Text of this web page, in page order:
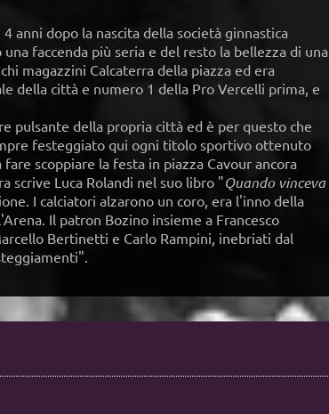
anni dopo la nascita della società ginnastica
faccenda più seria e del resto la bellezza di una
magazzini Calcaterra della piazza ed era
della città e numero 1 della Pro Vercelli prima, e
pulsante della propria città ed è per questo che
festeggiato qui ogni titolo sportivo ottenuto
scoppiare la festa in piazza Cavour ancora
scrive Luca Rolandi nel suo libro "Quando vinceva
I calciatori alzarono un coro, era l'inno della
Il patron Bozino insieme a Francesco
Bertinetti e Carlo Rampini, inebriati dal